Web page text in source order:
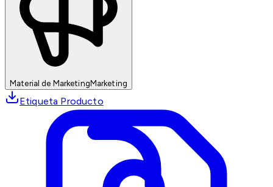
Material de MarketingMarketing
Etiqueta Producto